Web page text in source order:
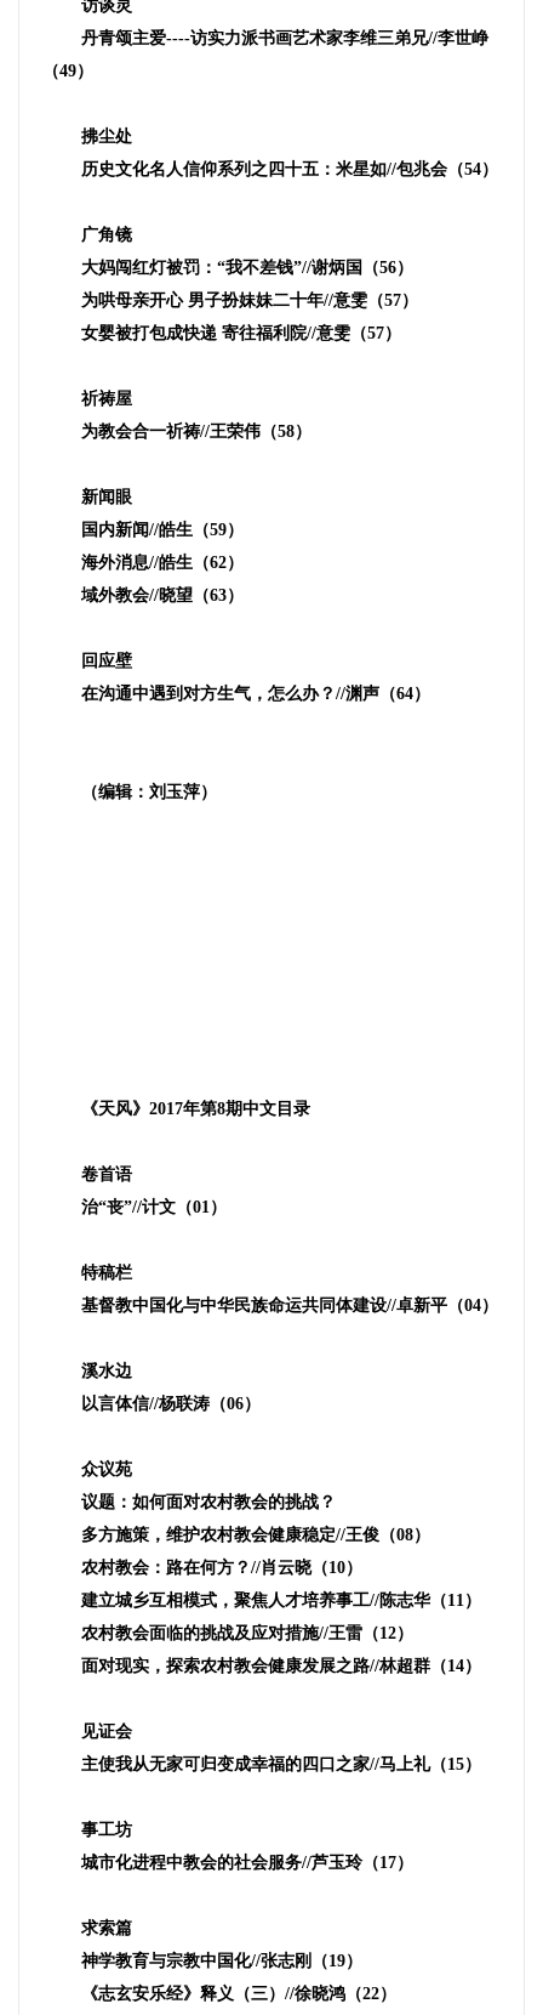
访谈灵
丹青颂主爱----访实力派书画艺术家李维三弟兄//李世峥
（49）
拂尘处
历史文化名人信仰系列之四十五：米星如//包兆会（54）
广角镜
大妈闯红灯被罚：“我不差钱”//谢炳国（56）
为哄母亲开心 男子扮妹妹二十年//意雯（57）
女婴被打包成快递 寄往福利院//意雯（57）
祈祷屋
为教会合一祈祷//王荣伟（58）
新闻眼
国内新闻//皓生（59）
海外消息//皓生（62）
域外教会//晓望（63）
回应壁
在沟通中遇到对方生气，怎么办？ //渊声（64）
（编辑：刘玉萍）
《天风》 2017年第8期中文目录
卷首语
治“丧”//计文（01）
特稿栏
基督教中国化与中华民族命运共同体建设//卓新平（04）
溪水边
以言体信//杨联涛（06）
众议苑
议题：如何面对农村教会的挑战？
多方施策，维护农村教会健康稳定//王俊（08）
农村教会：路在何方？ //肖云晓（10）
建立城乡互相模式，聚焦人才培养事工//陈志华（11）
农村教会面临的挑战及应对措施//王雷（12）
面对现实，探索农村教会健康发展之路//林超群（14）
见证会
主使我从无家可归变成幸福的四口之家//马上礼（15）
事工坊
城市化进程中教会的社会服务//芦玉玲（17）
求索篇
神学教育与宗教中国化//张志刚（19）
《志玄安乐经》释义（三） //徐晓鸿（22）